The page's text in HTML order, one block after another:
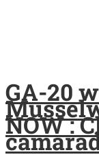
GA-20
NOW :